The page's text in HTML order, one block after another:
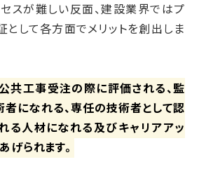
スが難しい反面、建設業界ではプ
として各方面でメリットを創出しま
共工事受注の際に評価される、監
になれる、専任の技術者として認
る人材になれる及びキャリアアッ
げられます。